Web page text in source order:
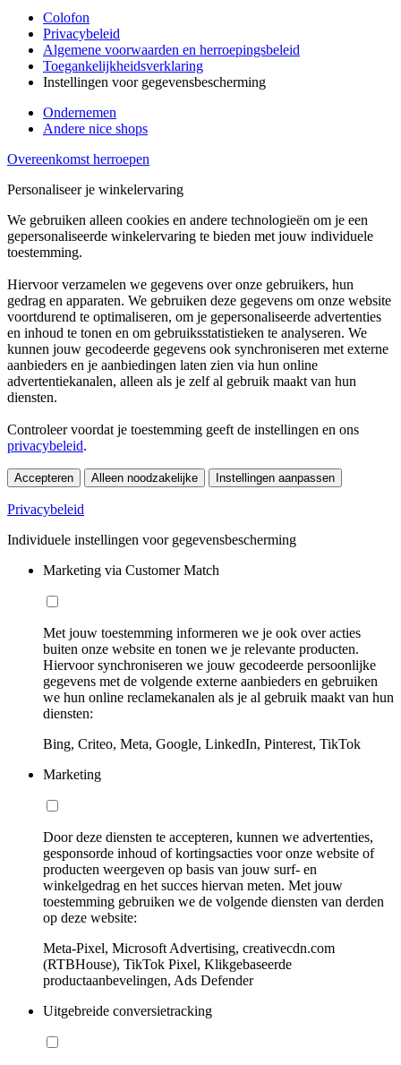
Colofon
Privacybeleid
Algemene voorwaarden en herroepingsbeleid
Toegankelijkheidsverklaring
Instellingen voor gegevensbescherming
Ondernemen
Andere nice shops
Overeenkomst herroepen
Personaliseer je winkelervaring
We gebruiken alleen cookies en andere technologieën om je een
gepersonaliseerde winkelervaring te bieden met jouw individuele
toestemming.
Hiervoor verzamelen we gegevens over onze gebruikers, hun
gedrag en apparaten. We gebruiken deze gegevens om onze website
voortdurend te optimaliseren, om je gepersonaliseerde advertenties
en inhoud te tonen en om gebruiksstatistieken te analyseren. We
kunnen jouw gecodeerde gegevens ook synchroniseren met externe
aanbieders en je aanbiedingen laten zien via hun online
advertentiekanalen, alleen als je zelf al gebruik maakt van hun
diensten.
Controleer voordat je toestemming geeft de instellingen en ons
privacybeleid.
Accepteren Alleen noodzakelijke Instellingen aanpassen
Privacybeleid
Individuele instellingen voor gegevensbescherming
Marketing via Customer Match
Met jouw toestemming informeren we je ook over acties
buiten onze website en tonen we je relevante producten.
Hiervoor synchroniseren we jouw gecodeerde persoonlijke
gegevens met de volgende externe aanbieders en gebruiken
we hun online reclamekanalen als je al gebruik maakt van hun
diensten:
Bing, Criteo, Meta, Google, LinkedIn, Pinterest, TikTok
Marketing
Door deze diensten te accepteren, kunnen we advertenties,
gesponsorde inhoud of kortingsacties voor onze website of
producten weergeven op basis van jouw surf- en
winkelgedrag en het succes hiervan meten. Met jouw
toestemming gebruiken we de volgende diensten van derden
op deze website:
Meta-Pixel, Microsoft Advertising, creativecdn.com
(RTBHouse), TikTok Pixel, Klikgebaseerde
productaanbevelingen, Ads Defender
Uitgebreide conversietracking